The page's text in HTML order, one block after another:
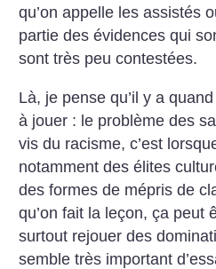
qu’on appelle les assistés
partie des évidences qui
sont très peu contestées.
Là, je pense qu’il y a
à jouer : le problème des
vis du racisme, c’est
notamment des élites
des formes de mépris de
qu’on fait la leçon, ça peut
surtout rejouer des
semble très important